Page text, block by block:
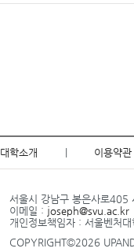
대학소개 이용약관
서울시 강남구 봉은사로
이메일 : joseph@svu.ac.kr
개인정보책임자 : 서울벤처
COPYRIGHT©2026